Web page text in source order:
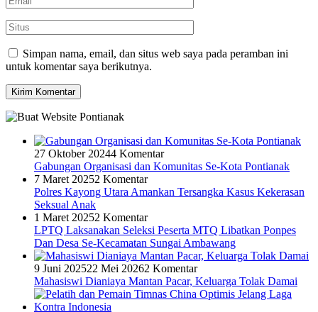
Simpan nama, email, dan situs web saya pada peramban ini
untuk komentar saya berikutnya.
27 Oktober 20244 Komentar
Gabungan Organisasi dan Komunitas Se-Kota Pontianak
7 Maret 20252 Komentar
Polres Kayong Utara Amankan Tersangka Kasus Kekerasan
Seksual Anak
1 Maret 20252 Komentar
LPTQ Laksanakan Seleksi Peserta MTQ Libatkan Ponpes
Dan Desa Se-Kecamatan Sungai Ambawang
9 Juni 202522 Mei 20262 Komentar
Mahasiswi Dianiaya Mantan Pacar, Keluarga Tolak Damai